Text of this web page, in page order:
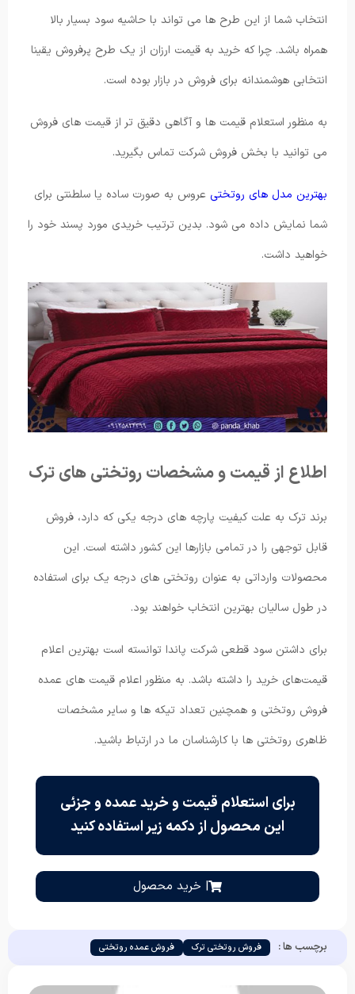
انتخاب شما از این طرح ها می ‌تواند با حاشیه سود بسیار بالا
همراه باشد. چرا که خرید به قیمت ارزان از یک طرح پرفروش یقینا
انتخابی هوشمندانه برای فروش در بازار بوده است.
به منظور استعلام قیمت ها و آگاهی دقیق تر از قیمت های فروش
می توانید با بخش فروش شرکت تماس بگیرید.
بهترین مدل های روتختی عروس به صورت ساده یا سلطنتی برای
شما نمایش داده می شود. بدین ترتیب خریدی مورد پسند خود را
خواهید داشت.
اطلاع از قیمت و مشخصات روتختی های ترک
برند ترک به علت کیفیت پارچه های درجه یکی که دارد، فروش
قابل توجهی را در تمامی بازارها این کشور داشته است. این
محصولات وارداتی به عنوان روتختی های درجه یک برای استفاده
در طول سالیان بهترین انتخاب خواهند بود.
برای داشتن سود قطعی شرکت پاندا توانسته است بهترین اعلام
قیمت‌های خرید را داشته باشد. به منظور اعلام قیمت های عمده
فروش روتختی و همچنین تعداد تیکه ها و سایر مشخصات
ظاهری روتختی ها با کارشناسان ما در ارتباط باشید.
برای استعلام قیمت و خرید عمده و جزئی
این محصول از دکمه زیر استفاده کنید
| خرید محصول
برچسب ها : فروش روتختی ترک فروش عمده روتختی